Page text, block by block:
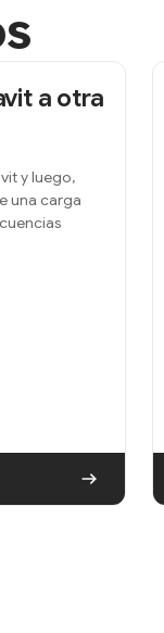
a otra
y luego,
una carga